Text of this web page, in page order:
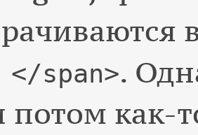
span>.
потом как-